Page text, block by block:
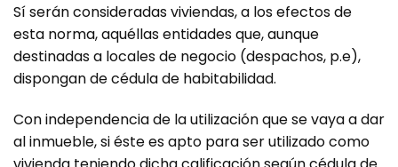
Sí serán consideradas viviendas, a los efectos de
esta norma, aquéllas entidades que, aunque
destinadas a locales de negocio (despachos, p.e),
dispongan de cédula de habitabilidad.
Con independencia de la utilización que se vaya a dar
al inmueble, si éste es apto para ser utilizado como